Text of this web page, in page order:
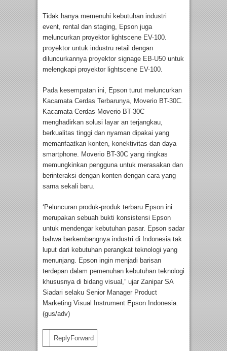
Tidak hanya memenuhi kebutuhan industri
event, rental dan staging, Epson juga
rneluncurkan proyektor lightscene EV-100.
proyektor untuk industru retail dengan
diluncurkannya proyektor signage EB-U50 untuk
melengkapi proyektor lightscene EV-100.
Pada kesempatan ini, Epson turut meluncurkan
Kacamata Cerdas Terbarunya, Moverio BT-30C.
Kacamata Cerdas Moverio BT-30C
menghadirkan solusi layar an terjangkau,
berkualitas tinggi dan nyaman dipakai yang
memanfaatkan konten, konektivitas dan daya
smartphone. Moverio BT-30C yang ringkas
memungkinkan pengguna untuk merasakan dan
berinteraksi dengan konten dengan cara yang
sarna sekali baru.
‘Peluncuran produk-produk terbaru Epson ini
merupakan sebuah bukti konsistensi Epson
untuk mendengar kebutuhan pasar. Epson sadar
bahwa berkembangnya industri di Indonesia tak
luput dari kebutuhan perangkat teknologi yang
menunjang. Epson ingin menjadi barisan
terdepan dalam pemenuhan kebutuhan teknologi
khususnya di bidang visual,” ujar Zanipar SA
Siadari selaku Senior Manager Product
Marketing Visual Instrument Epson Indonesia.
(gus/adv)
ReplyForward